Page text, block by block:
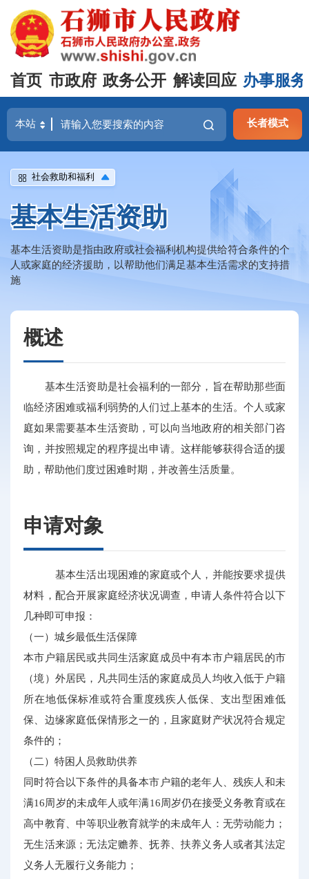
首页 市政府 政务公开 解读回应 办事服务
长者模式
社会救助和福利
基本生活资助
基本生活资助是指由政府或社会福利机构提供给符合条件的个
人或家庭的经济援助，以帮助他们满足基本生活需求的支持措
施
概述
基本生活资助是社会福利的一部分，旨在帮助那些面
临经济困难或福利弱势的人们过上基本的生活。个人或家
庭如果需要基本生活资助，可以向当地政府的相关部门咨
询，并按照规定的程序提出申请。这样能够获得合适的援
助，帮助他们度过困难时期，并改善生活质量。
申请对象
基本生活出现困难的家庭或个人，并能按要求提供
材料，配合开展家庭经济状况调查，申请人条件符合以下
几种即可申报：
（一）城乡最低生活保障
本市户籍居民或共同生活家庭成员中有本市户籍居民的市
（境）外居民，凡共同生活的家庭成员人均收入低于户籍
所在地低保标准或符合重度残疾人低保、支出型困难低
保、边缘家庭低保情形之一的，且家庭财产状况符合规定
条件的；
（二）特困人员救助供养
同时符合以下条件的具备本市户籍的老年人、残疾人和未
满16周岁的未成年人或年满16周岁仍在接受义务教育或在
高中教育、中等职业教育就学的未成年人：无劳动能力；
无生活来源；无法定赡养、抚养、扶养义务人或者其法定
义务人无履行义务能力；